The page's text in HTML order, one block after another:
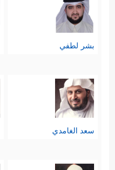
بشر لطفي
سعد الغامدي